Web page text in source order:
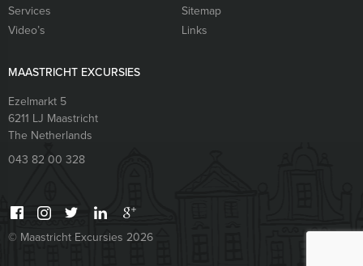
Services
Sitemap
Video’s
Links
MAASTRICHT EXCURSIES
Ezelmarkt 5
6211 LJ Maastricht
The Netherlands
043 82 00 328
© Maastricht Excursies 2026